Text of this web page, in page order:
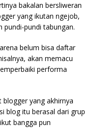
bakalan bersliweran
yang ikutan ngejob,
pundi-pundi tabungan.
belum bisa daftar
akan memacu
performa
blogger yang akhirnya
blog itu berasal dari grup
bangga pun